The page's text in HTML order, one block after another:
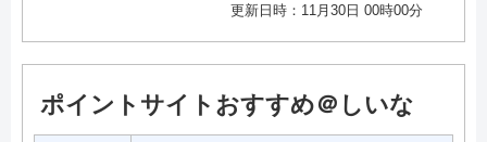
更新日時：11月30日 00時00分
ポイントサイトおすすめ＠しいな